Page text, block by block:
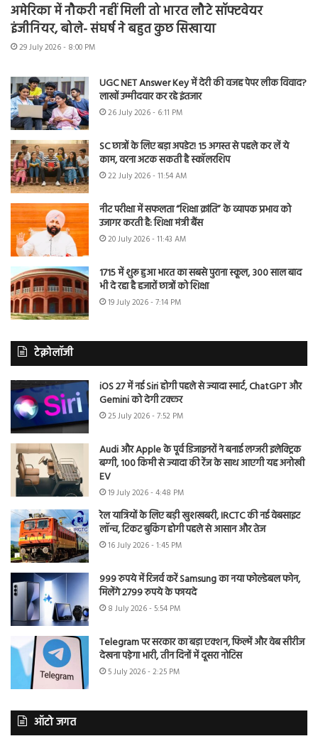
अमेरिका में नौकरी नहीं मिली तो भारत लौटे सॉफ्टवेयर
इंजीनियर, बोले- संघर्ष ने बहुत कुछ सिखाया
29 July 2026 - 8:00 PM
UGC NET Answer Key में देरी की वजह पेपर लीक विवाद?
लाखों उम्मीदवार कर रहे इंतजार
26 July 2026 - 6:11 PM
SC छात्रों के लिए बड़ा अपडेट! 15 अगस्त से पहले कर लें ये
काम, वरना अटक सकती है स्कॉलरशिप
22 July 2026 - 11:54 AM
नीट परीक्षा में सफलता “शिक्षा क्रांति” के व्यापक प्रभाव को
उजागर करती है: शिक्षा मंत्री बैंस
20 July 2026 - 11:43 AM
1715 में शुरू हुआ भारत का सबसे पुराना स्कूल, 300 साल बाद
भी दे रहा है हजारों छात्रों को शिक्षा
19 July 2026 - 7:14 PM
टेक्नोलॉजी
iOS 27 में नई Siri होगी पहले से ज्यादा स्मार्ट, ChatGPT और
Gemini को देगी टक्कर
25 July 2026 - 7:52 PM
Audi और Apple के पूर्व डिजाइनरों ने बनाई लग्जरी इलेक्ट्रिक
बग्गी, 100 किमी से ज्यादा की रेंज के साथ आएगी यह अनोखी
EV
19 July 2026 - 4:48 PM
रेल यात्रियों के लिए बड़ी खुशखबरी, IRCTC की नई वेबसाइट
लॉन्च, टिकट बुकिंग होगी पहले से आसान और तेज
16 July 2026 - 1:45 PM
999 रुपये में रिजर्व करें Samsung का नया फोल्डेबल फोन,
मिलेंगे 2799 रुपये के फायदे
8 July 2026 - 5:54 PM
Telegram पर सरकार का बड़ा एक्शन, फिल्में और वेब सीरीज
देखना पड़ेगा भारी, तीन दिनों में दूसरा नोटिस
5 July 2026 - 2:25 PM
ऑटो जगत